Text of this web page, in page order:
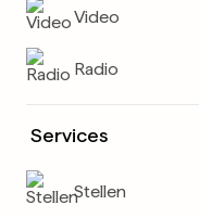
Video
Radio
Services
Stellen